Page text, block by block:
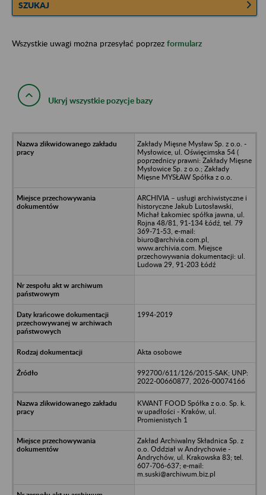
SZUKAJ
Wszystkie uwagi można przesyłać poprzez formularz
Ukryj wszystkie pozycje bazy
Zakłady Mięsne Mysław Sp. z o.o. -
Mysłowice, ul. Oświęcimska 54 (
poprzednicy prawni: Zakłady Mięsne
Mysłowice Sp. z o.o.; Zakłady
Mięsne MYSŁAW Spółka z o.o.
ARCHIVIA – usługi archiwistyczne i
historyczne Jakub Lutosławski,
Michał Łakomiec spółka jawna, ul.
Rojna 48/81, 91-134 Łódź, tel. 79
369-71-53, e-mail:
biuro@archivia.com.pl,
www.archivia.com. Miejsce
przechowywania dokumentacji: ul.
Ludowa 29, 91-203 Łódź
1994-2019
Akta osobowe
992700/611/126/2015-SAK; UNP:
2022-00660877, 2026-00074166
KWANT FOOD Spółka z o.o. Sp. k.
w upadłości - Kraków, ul.
Promienistych 1
Zakład Archiwalny Składnica Sp. z
o.o. Oddział w Andrychowie -
Andrychów, ul. Krakowska 83; tel.
607-706-637; e-mail:
m.suski@archiwum.biz.pl